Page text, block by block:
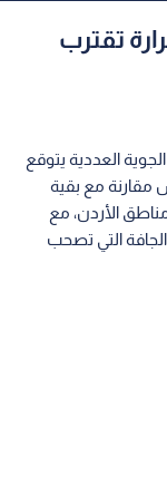
تقترب
العددية يتوقع
مقارنة مع بقية
الأردن، مع
التي تصحب